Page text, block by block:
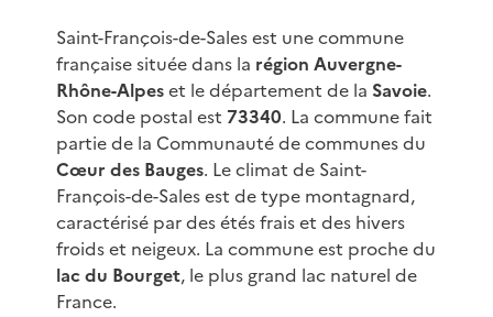
Saint-François-de-Sales est une commune
française située dans la région Auvergne-
Rhône-Alpeset le département de la Savoie.
Son code postal est 73340. La commune fait
partie de la Communauté de communes du
Cœur des Bauges. Le climat de Saint-
François-de-Sales est de type montagnard,
caractérisé par des étés frais et des hivers
froids et neigeux. La commune est proche du
lac du Bourget, le plus grand lac naturel de
France.